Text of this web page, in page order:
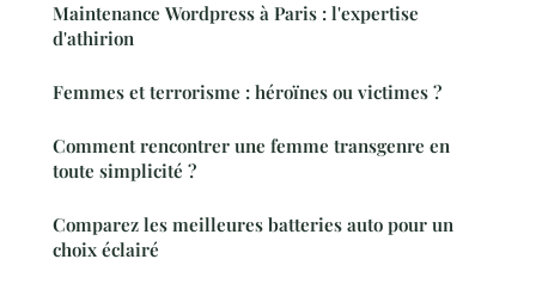
Maintenance Wordpress à Paris : l'expertise
d'athirion
Femmes et terrorisme : héroïnes ou victimes ?
Comment rencontrer une femme transgenre en
toute simplicité ?
Comparez les meilleures batteries auto pour un
choix éclairé